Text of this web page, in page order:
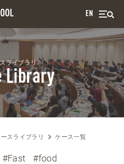
EN
ライブラリ
Library
スライブラリ ケース一覧
#Fast #food